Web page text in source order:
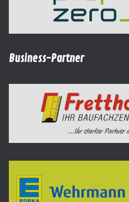
Business-Partner